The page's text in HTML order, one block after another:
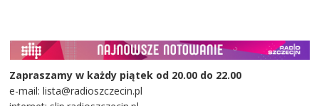
Zapraszamy w każdy piątek od 20.00 do 22.00
e-mail: lista@radioszczecin.pl